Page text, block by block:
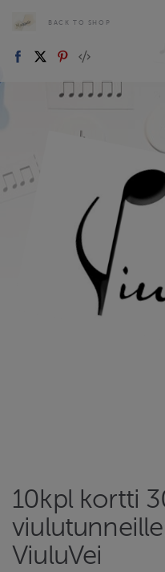
BACK TO SHOP
10kpl kortti
ViuluVei